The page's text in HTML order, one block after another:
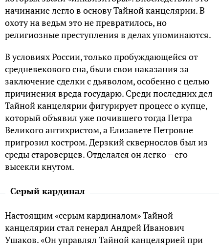
начинание легло в основу Тайной канцелярии. В
охоту на ведьм это не превратилось, но
религиозные преступления в делах упоминаются.
В условиях России, только пробуждающейся от
средневекового сна, были свои наказания за
заключение сделки с дьяволом, особенно с целью
причинения вреда государю. Среди последних дел
Тайной канцелярии фигурирует процесс о купце,
который объявил уже почившего тогда Петра
Великого антихристом, а Елизавете Петровне
пригрозил костром. Дерзкий сквернослов был из
среды староверцев. Отделался он легко – его
высекли кнутом.
Серый кардинал
Настоящим «серым кардиналом» Тайной
канцелярии стал генерал Андрей Иванович
Ушаков. «Он управлял Тайной канцелярией при